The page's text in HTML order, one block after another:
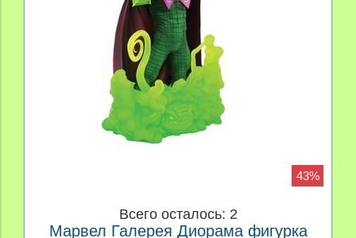
43%
Всего осталось: 2
Марвел Галерея Диорама фигурка